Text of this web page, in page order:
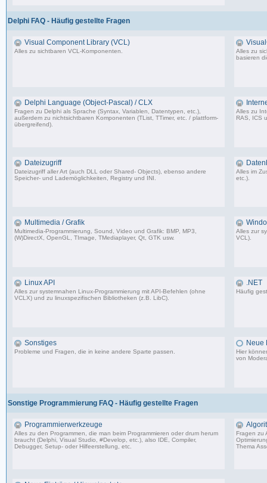
Delphi FAQ - Häufig gestellte Fragen
Visual Component Library (VCL)
Alles zu sichtbaren VCL-Komponenten.
Alles zu
basieren
Delphi Language (Object-Pascal) / CLX
Fragen zu Delphi als Sprache (Syntax, Variablen, Datentypen, etc.),
außerdem zu nichtsichtbaren Komponenten (TList, TTimer, etc. / plattform-
übergreifend).
Alles zu
RAS, ICS
Dateizugriff
Dateizugriff aller Art (auch DLL oder Shared- Objects), ebenso andere
Speicher- und Lademöglichkeiten, Registry und INI.
Alles im
etc.).
Multimedia / Grafik
Multimedia-Programmierung, Sound, Video und Grafik: BMP, MP3,
(W)DirectX, OpenGL, TImage, TMediaplayer, Qt, GTK usw.
Alles zur
VCL).
Linux API
Alles zur systemnahen Linux-Programmierung mit API-Befehlen (ohne
VCLX) und zu linuxspezifischen Bibliotheken (z.B. LibC).
.NET
Häufig
Sonstiges
Probleme und Fragen, die in keine andere Sparte passen.
Neue
Hier
von
Sonstige Programmierung FAQ - Häufig gestellte Fragen
Programmierwerkzeuge
Alles zu den Programmen, die man beim Programmieren oder drum herum
braucht (Delphi, Visual Studio, #Develop, etc.), also IDE, Compiler,
Debugger, Setup- oder Hilfeerstellung, etc.
Fragen zu
Thema